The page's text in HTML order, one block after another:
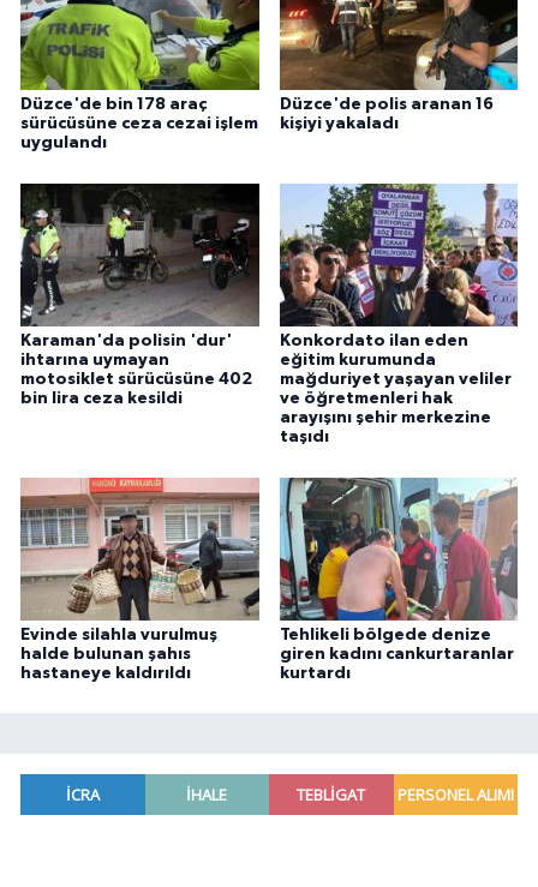
Düzce'de bin 178 araç
sürücüsüne ceza cezai işlem
uygulandı
Düzce'de polis aranan 16
kişiyi yakaladı
Karaman'da polisin 'dur'
ihtarına uymayan
motosiklet sürücüsüne 402
bin lira ceza kesildi
Konkordato ilan eden
eğitim kurumunda
mağduriyet yaşayan veliler
ve öğretmenleri hak
arayışını şehir merkezine
taşıdı
Evinde silahla vurulmuş
halde bulunan şahıs
hastaneye kaldırıldı
Tehlikeli bölgede denize
giren kadını cankurtaranlar
kurtardı